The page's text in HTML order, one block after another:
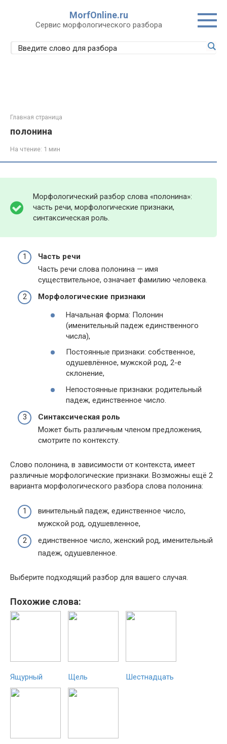
MorfOnline.ru
Сервис морфологического разбора
Главная страница
полонина
На чтение: 1 мин
Морфологический разбор слова «полонина»:
часть речи, морфологические признаки,
синтаксическая роль.
Часть речи
Часть речи слова полонина — имя
существительное, означает фамилию человека.
Морфологические признаки
Начальная форма: Полонин
(именительный падеж единственного
числа),
Постоянные признаки: собственное,
одушевлённое, мужской род, 2-е
склонение,
Непостоянные признаки: родительный
падеж, единственное число.
Синтаксическая роль
Может быть различным членом предложения,
смотрите по контексту.
Слово полонина, в зависимости от контекста, имеет
различные морфологические признаки. Возможны ещё 2
варианта морфологического разбора слова полонина:
винительный падеж, единственное число,
мужской род, одушевленное,
единственное число, женский род, именительный
падеж, одушевленное.
Выберите подходящий разбор для вашего случая.
Похожие слова:
Ящурный Щель Шестнадцать